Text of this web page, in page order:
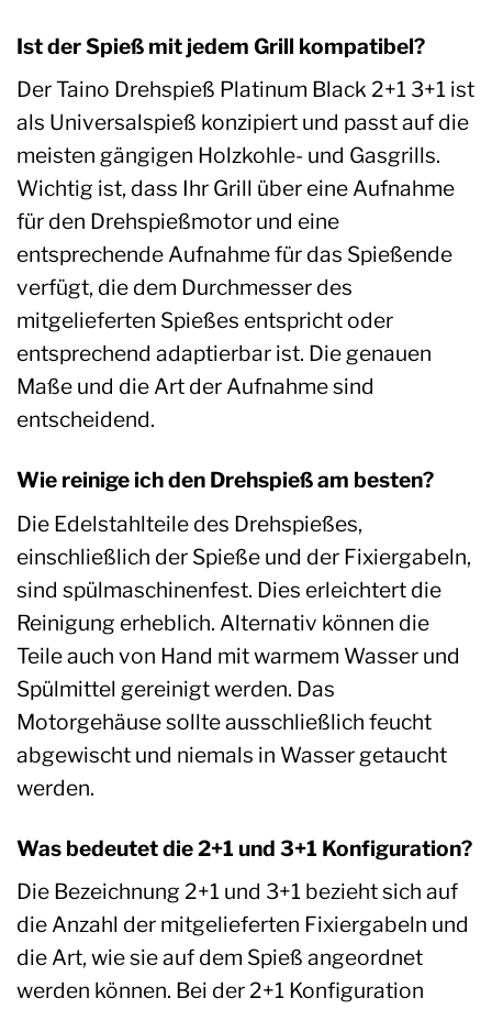
Ist der Spieß mit jedem Grill kompatibel?
Der Taino Drehspieß Platinum Black 2+1 3+1 ist
als Universalspieß konzipiert und passt auf die
meisten gängigen Holzkohle- und Gasgrills.
Wichtig ist, dass Ihr Grill über eine Aufnahme
für den Drehspießmotor und eine
entsprechende Aufnahme für das Spießende
verfügt, die dem Durchmesser des
mitgelieferten Spießes entspricht oder
entsprechend adaptierbar ist. Die genauen
Maße und die Art der Aufnahme sind
entscheidend.
Wie reinige ich den Drehspieß am besten?
Die Edelstahlteile des Drehspießes,
einschließlich der Spieße und der Fixiergabeln,
sind spülmaschinenfest. Dies erleichtert die
Reinigung erheblich. Alternativ können die
Teile auch von Hand mit warmem Wasser und
Spülmittel gereinigt werden. Das
Motorgehäuse sollte ausschließlich feucht
abgewischt und niemals in Wasser getaucht
werden.
Was bedeutet die 2+1 und 3+1 Konfiguration?
Die Bezeichnung 2+1 und 3+1 bezieht sich auf
die Anzahl der mitgelieferten Fixiergabeln und
die Art, wie sie auf dem Spieß angeordnet
werden können. Bei der 2+1 Konfiguration